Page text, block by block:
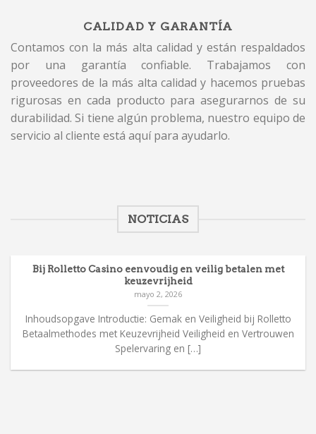
CALIDAD Y GARANTÍA
Contamos con la más alta calidad y están respaldados
por una garantía confiable. Trabajamos con
proveedores de la más alta calidad y hacemos pruebas
rigurosas en cada producto para asegurarnos de su
durabilidad. Si tiene algún problema, nuestro equipo de
servicio al cliente está aquí para ayudarlo.
NOTICIAS
Bij Rolletto Casino eenvoudig en veilig betalen met
keuzevrijheid
mayo 2, 2026
Inhoudsopgave Introductie: Gemak en Veiligheid bij Rolletto
Betaalmethodes met Keuzevrijheid Veiligheid en Vertrouwen
Spelervaring en […]